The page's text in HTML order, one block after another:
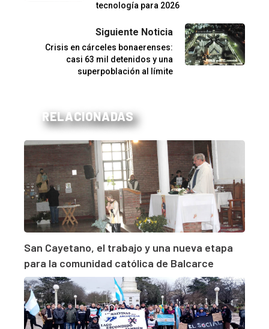
tecnología para 2026
Siguiente Noticia
Crisis en cárceles bonaerenses:
casi 63 mil detenidos y una
superpoblación al límite
RELACIONADAS
San Cayetano, el trabajo y una nueva etapa
para la comunidad católica de Balcarce